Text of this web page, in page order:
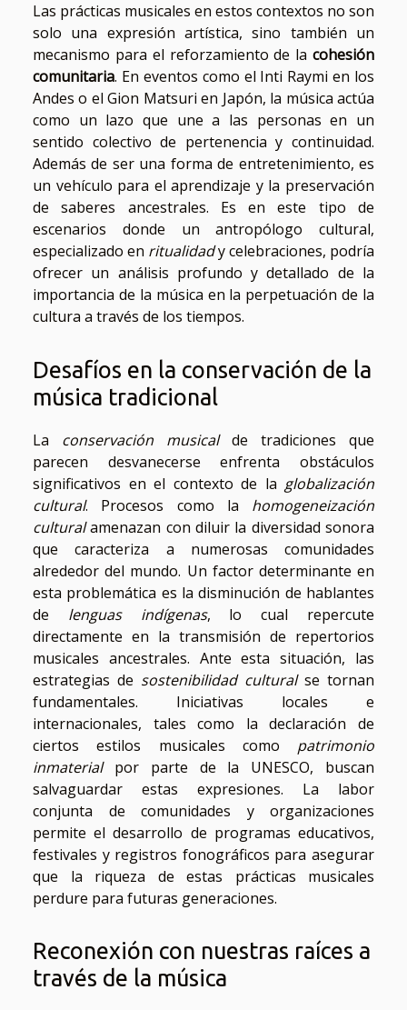
Las prácticas musicales en estos contextos no son
solo una expresión artística, sino también un
mecanismo para el reforzamiento de la cohesión
comunitaria. En eventos como el Inti Raymi en los
Andes o el Gion Matsuri en Japón, la música actúa
como un lazo que une a las personas en un
sentido colectivo de pertenencia y continuidad.
Además de ser una forma de entretenimiento, es
un vehículo para el aprendizaje y la preservación
de saberes ancestrales. Es en este tipo de
escenarios donde un antropólogo cultural,
especializado en ritualidady celebraciones, podría
ofrecer un análisis profundo y detallado de la
importancia de la música en la perpetuación de la
cultura a través de los tiempos.
Desafíos en la conservación de la
música tradicional
La conservación musicalde tradiciones que
parecen desvanecerse enfrenta obstáculos
significativos en el contexto de la globalización
cultural. Procesos como la homogeneización
culturalamenazan con diluir la diversidad sonora
que caracteriza a numerosas comunidades
alrededor del mundo. Un factor determinante en
esta problemática es la disminución de hablantes
de lenguas indígenas, lo cual repercute
directamente en la transmisión de repertorios
musicales ancestrales. Ante esta situación, las
estrategias de sostenibilidad culturalse tornan
fundamentales. Iniciativas locales e
internacionales, tales como la declaración de
ciertos estilos musicales como patrimonio
inmaterialpor parte de la UNESCO, buscan
salvaguardar estas expresiones. La labor
conjunta de comunidades y organizaciones
permite el desarrollo de programas educativos,
festivales y registros fonográficos para asegurar
que la riqueza de estas prácticas musicales
perdure para futuras generaciones.
Reconexión con nuestras raíces a
través de la música